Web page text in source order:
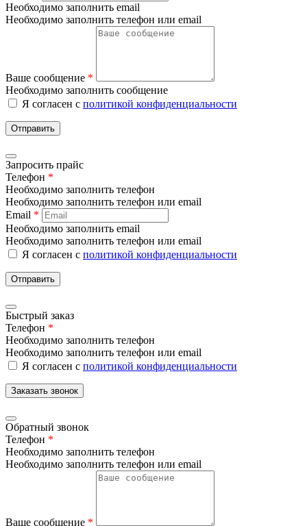
Необходимо заполнить email
Необходимо заполнить телефон или email
Ваше сообщение *
Необходимо заполнить сообщение
Я согласен с политикой конфиденциальности
Отправить
Запросить прайс
Телефон *
Необходимо заполнить телефон
Необходимо заполнить телефон или email
Email *
Необходимо заполнить email
Необходимо заполнить телефон или email
Я согласен с политикой конфиденциальности
Отправить
Быстрый заказ
Телефон *
Необходимо заполнить телефон
Необходимо заполнить телефон или email
Я согласен с политикой конфиденциальности
Заказать звонок
Обратный звонок
Телефон *
Необходимо заполнить телефон
Необходимо заполнить телефон или email
Ваше сообщение *